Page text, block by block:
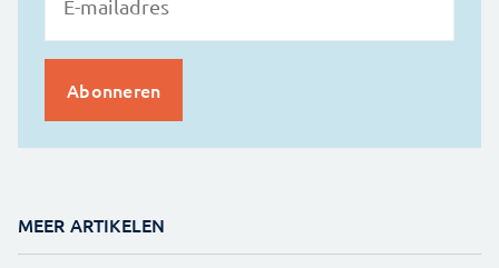
MEER ARTIKELEN